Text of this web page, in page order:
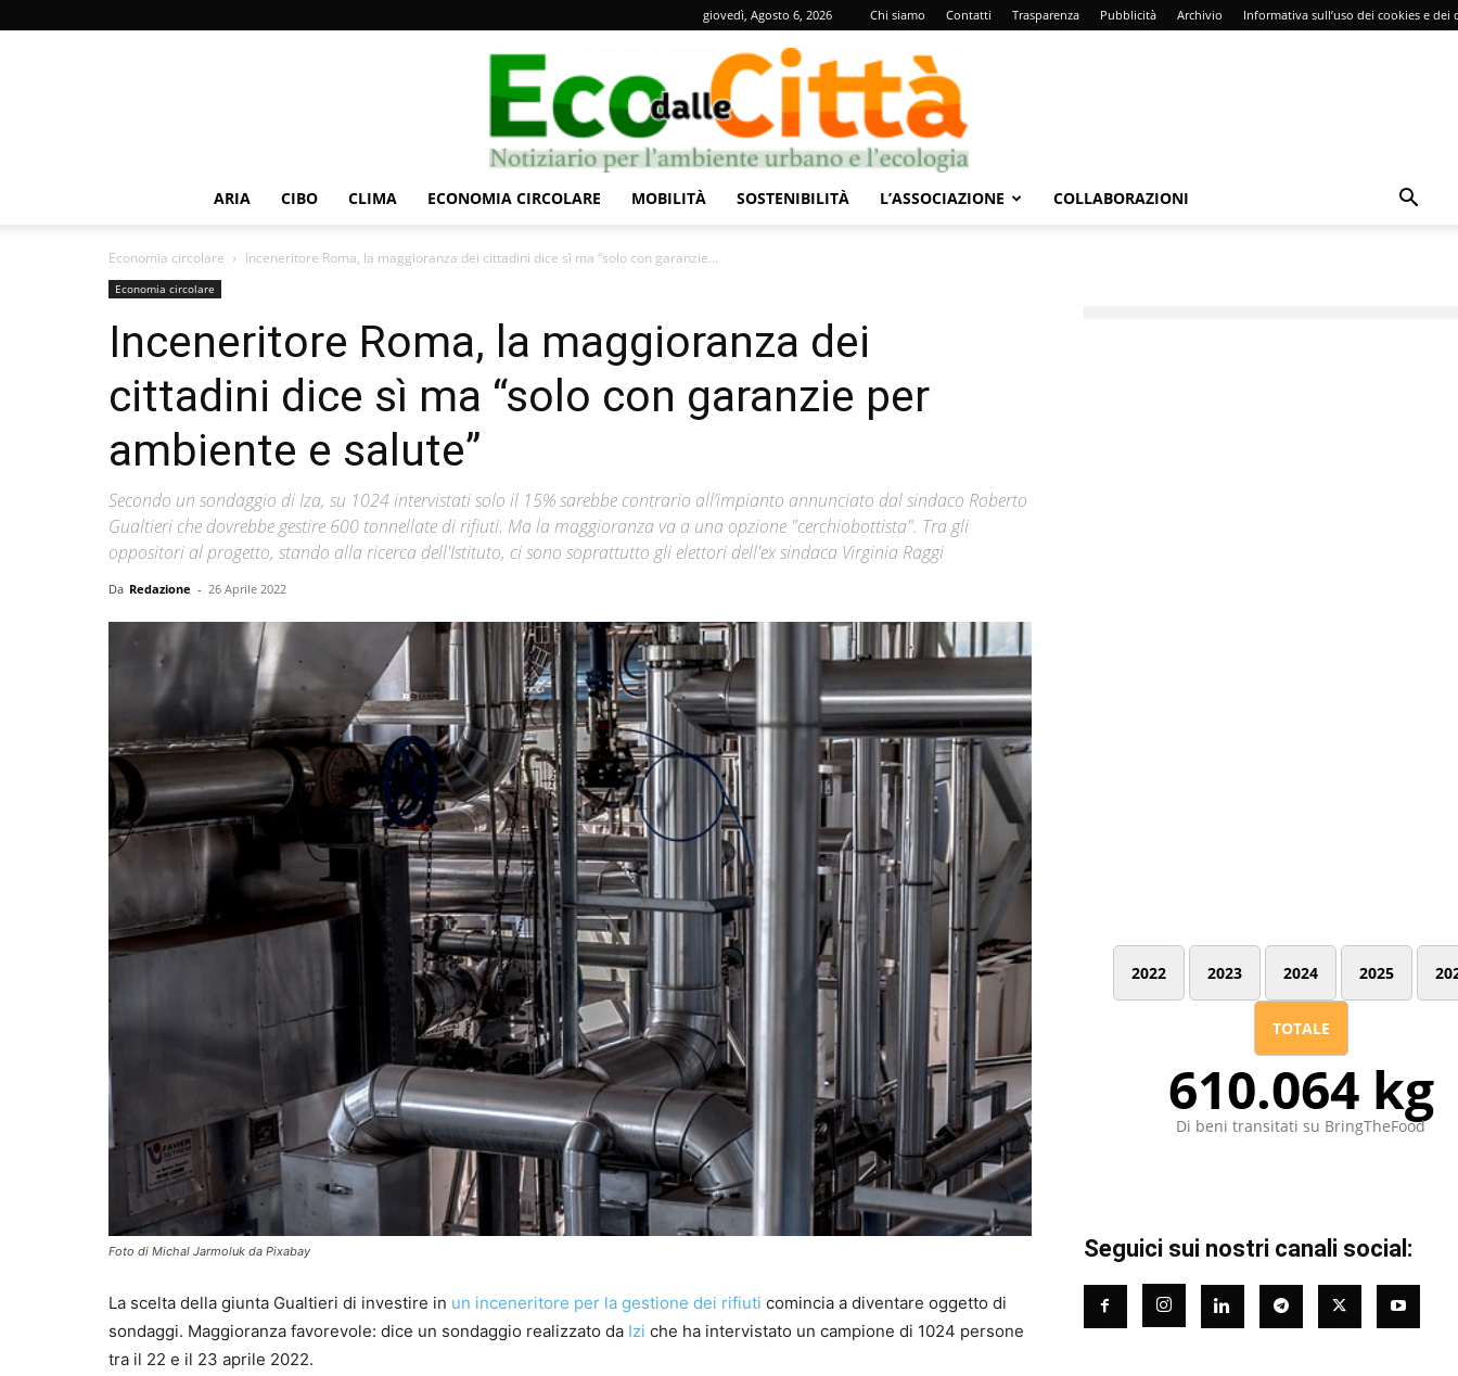
giovedì, Agosto 6, 2026 Chi siamo Contatti Trasparenza Pubblicità Archivio Informativa sull’uso dei cookies e dei
Città
ARIA CIBO CLIMA ECONOMIA CIRCOLARE MOBILITÀ SOSTENIBILITÀ L’ASSOCIAZIONE COLLABORAZIONI
Economia circolare Inceneritore Roma, la maggioranza dei cittadini dice sì ma “solo con garanzie...
Economia circolare
Inceneritore Roma, la maggioranza dei
cittadini dice sì ma “solo con garanzie per
ambiente e salute”
Secondo un sondaggio di Iza, su 1024 intervistati solo il 15% sarebbe contrario all’impianto annunciato dal sindaco Roberto
Gualtieri che dovrebbe gestire 600 tonnellate di rifiuti. Ma la maggioranza va a una opzione "cerchiobottista". Tra gli
oppositori al progetto, stando alla ricerca dell'Istituto, ci sono soprattutto gli elettori dell'ex sindaca Virginia Raggi
Da Redazione - 26 Aprile 2022
Foto di Michal Jarmoluk da Pixabay
La scelta della giunta Gualtieri di investire in un inceneritore per la gestione dei rifiuti comincia a diventare oggetto di
sondaggi. Maggioranza favorevole: dice un sondaggio realizzato da Izi che ha intervistato un campione di 1024 persone
tra il 22 e il 23 aprile 2022.
2022 2023 2024 2025
TOTALE
610.064 kg
Di beni transitati su BringTheFood
Seguici sui nostri canali social: